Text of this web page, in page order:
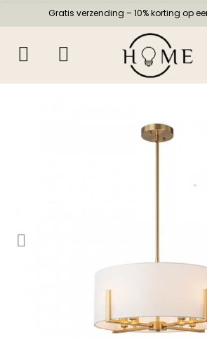
Gratis verzending – 10% korting op